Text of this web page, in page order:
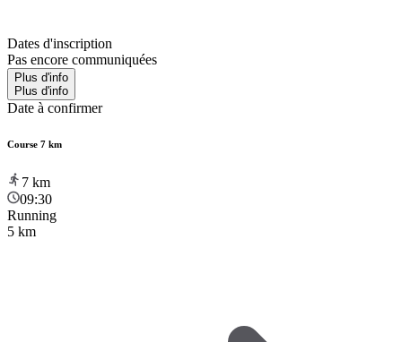
Dates d'inscription
Pas encore communiquées
Plus d'info
Plus d'info
Date à confirmer
Course 7 km
7 km
09:30
Running
5 km